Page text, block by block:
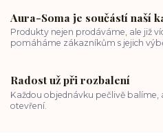
Aura-Soma je součástí naší
Produkty nejen prodáváme, ale již
pomáháme zákazníkům s jejich
Radost už při rozbalení
Každou objednávku pečlivě
otevření.